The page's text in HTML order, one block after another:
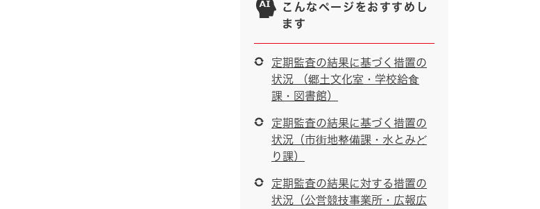
こんなページをおすすめし
ます
定期監査の結果に基づく措置の
状況 （郷土文化室・学校給食
課・図書館）
定期監査の結果に基づく措置の
状況（市街地整備課・水とみど
り課）
定期監査の結果に対する措置の
状況（公営競技事業所・広報広